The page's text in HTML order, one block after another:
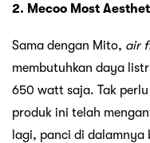
2. Mecoo Most
Sama dengan Mito, air
membutuhkan daya
650 watt saja. Tak
produk ini telah
lagi, panci di dalamnya